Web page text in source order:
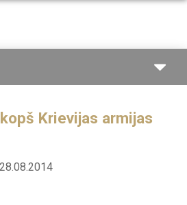
Krievijas armijas
28.08.2014